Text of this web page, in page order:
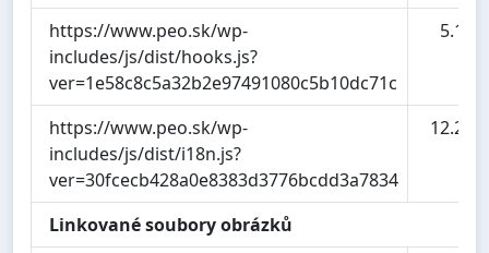
https://www.peo.sk/wp-
includes/js/dist/hooks.js?
ver=1e58c8c5a32b2e97491080c5b10dc71c
5.1 kB
https://www.peo.sk/wp-
includes/js/dist/i18n.js?
ver=30fcecb428a0e8383d3776bcdd3a7834
12.2 kB
Linkované soubory obrázků